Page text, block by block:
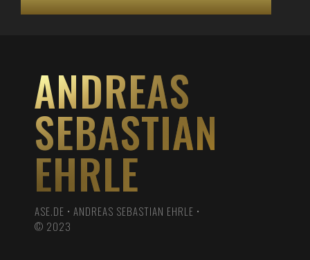
ANDREAS
SEBASTIAN
EHRLE
ASE.DE • ANDREAS SEBASTIAN EHRLE •
© 2023